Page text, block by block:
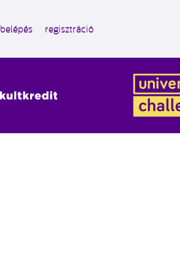
belépés regisztráció